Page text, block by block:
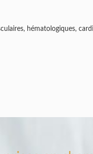
hématologiques,